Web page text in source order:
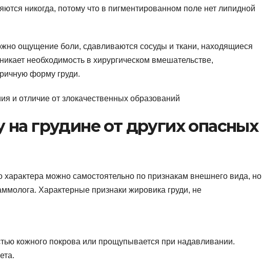
никогда, потому что в пигментированном поле нет липидной
ощущение боли, сдавливаются сосуды и ткани, находящиеся
необходимость в хирургическом вмешательстве,
форму груди.
на грудине от других опасных
характера можно самостоятельно по признакам внешнего вида, но
Характерные признаки жировика груди, не
кожного покрова или прощупывается при надавливании.